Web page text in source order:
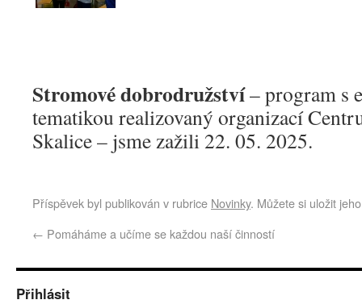
Stromové dobrodružství– program s
tematikou realizovaný organizací
Skalice – jsme zažili 22. 05. 2025.
Příspěvek byl publikován v rubrice Novinky. Můžete si uložit
← Pomáháme a učíme se každou naší činností
Přihlásit